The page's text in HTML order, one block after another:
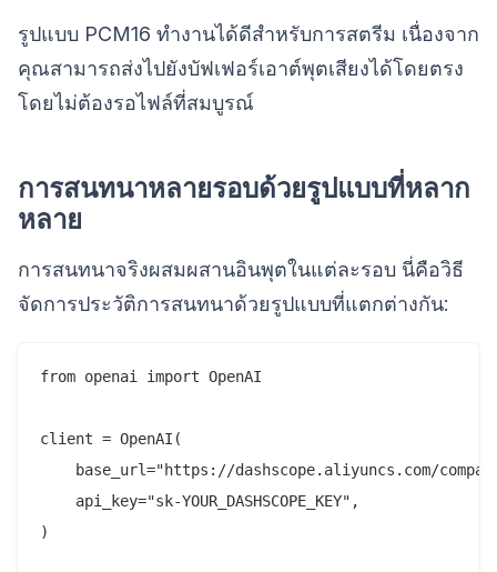
รูปแบบ PCM16 ทำงานได้ดีสำหรับการสตรีม เนื่องจาก
คุณสามารถส่งไปยังบัฟเฟอร์เอาต์พุตเสียงได้โดยตรง
โดยไม่ต้องรอไฟล์ที่สมบูรณ์
การสนทนาหลายรอบด้วยรูปแบบที่หลาก
หลาย
การสนทนาจริงผสมผสานอินพุตในแต่ละรอบ นี่คือวิธี
จัดการประวัติการสนทนาด้วยรูปแบบที่แตกต่างกัน:
from openai import OpenAI
client = OpenAI(
base_url="https://dashscope.aliyuncs.com/
    api_key="sk-YOUR_DASHSCOPE_KEY",
)